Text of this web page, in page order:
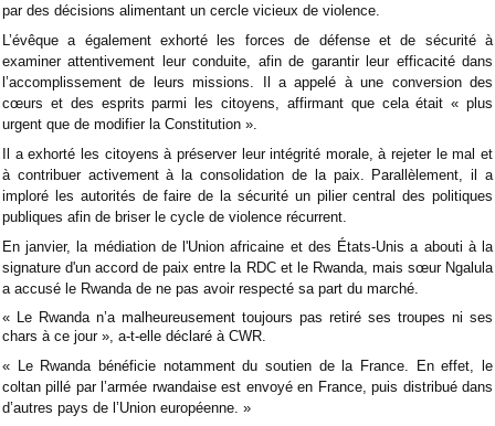
par des décisions alimentant un cercle vicieux de violence.
L’évêque a également exhorté les forces de défense et de sécurité à
examiner attentivement leur conduite, afin de garantir leur efficacité dans
l’accomplissement de leurs missions. Il a appelé à une conversion des
cœurs et des esprits parmi les citoyens, affirmant que cela était « plus
urgent que de modifier la Constitution ».
Il a exhorté les citoyens à préserver leur intégrité morale, à rejeter le mal et
à contribuer activement à la consolidation de la paix. Parallèlement, il a
imploré les autorités de faire de la sécurité un pilier central des politiques
publiques afin de briser le cycle de violence récurrent.
En janvier, la médiation de l'Union africaine et des États-Unis a abouti à la
signature d'un accord de paix entre la RDC et le Rwanda, mais sœur Ngalula
a accusé le Rwanda de ne pas avoir respecté sa part du marché.
« Le Rwanda n’a malheureusement toujours pas retiré ses troupes ni ses
chars à ce jour », a-t-elle déclaré à CWR.
« Le Rwanda bénéficie notamment du soutien de la France. En effet, le
coltan pillé par l’armée rwandaise est envoyé en France, puis distribué dans
d’autres pays de l’Union européenne. »